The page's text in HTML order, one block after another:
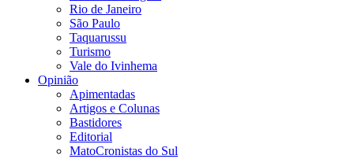
Rio de Janeiro
São Paulo
Taquarussu
Turismo
Vale do Ivinhema
Opinião
Apimentadas
Artigos e Colunas
Bastidores
Editorial
MatoCronistas do Sul